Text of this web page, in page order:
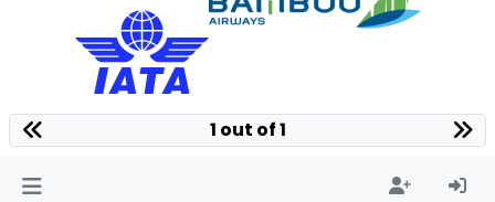
1 out of 1